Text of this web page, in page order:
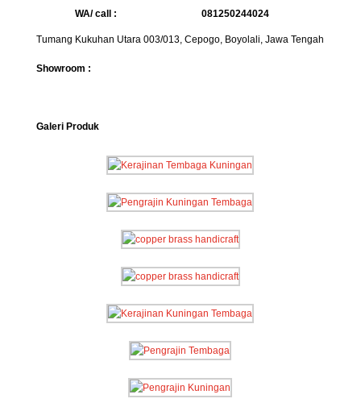
WA/ call : 081250244024
Tumang Kukuhan Utara 003/013, Cepogo, Boyolali, Jawa Tengah
Showroom :
Galeri Produk